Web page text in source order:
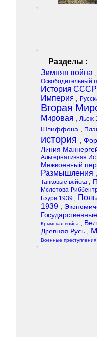
Разделы :
Зимняя война
Освободительный
История СССР
Империя
Вторая
Мировая
Льеж
Шлиффена
история
Линия
Альтернативная
Межвоенный
Размышления
Танковые войска
Молотова-
Бзуре 1939
1939
Крымская война
Древняя Русь
Военные преступления